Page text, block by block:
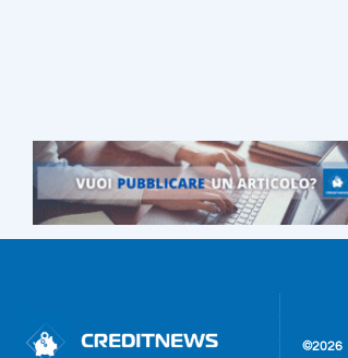
©2026